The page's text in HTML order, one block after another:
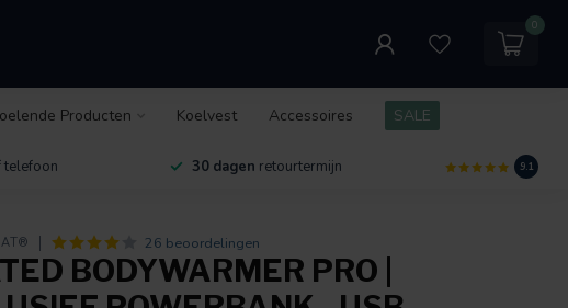
0
Producten Koelvest Accessoires SALE
telefoon 30 dagen retourtermijn 9.1
26 beoordelingen
BODYWARMER PRO |